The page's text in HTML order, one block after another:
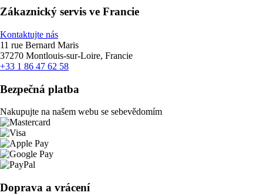
Zákaznický servis ve Francie
Kontaktujte nás
11 rue Bernard Maris
37270 Montlouis-sur-Loire, Francie
+33 1 86 47 62 58
Bezpečná platba
Nakupujte na našem webu se sebevědomím
Doprava a vrácení